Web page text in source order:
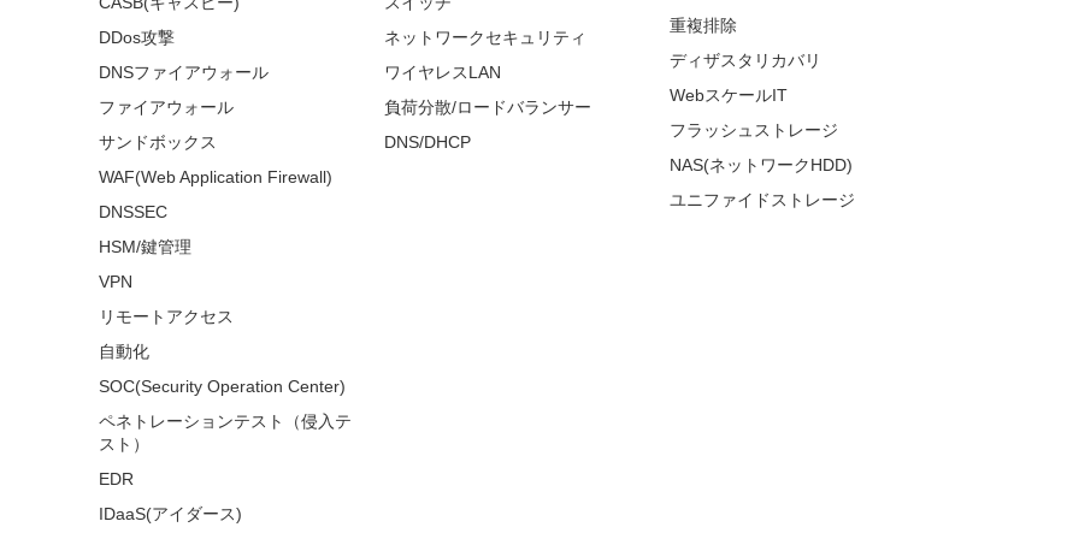
DDos攻撃
DNSファイアウォール
ファイアウォール
サンドボックス
WAF(Web Application Firewall)
DNSSEC
HSM/鍵管理
VPN
リモートアクセス
自動化
SOC(Security Operation Center)
ペネトレーションテスト（侵入テ
スト）
EDR
IDaaS(アイダース)
ネットワークセキュリティ
ワイヤレスLAN
負荷分散/ロードバランサー
DNS/DHCP
重複排除
ディザスタリカバリ
WebスケールIT
フラッシュストレージ
NAS(ネットワークHDD)
ユニファイドストレージ